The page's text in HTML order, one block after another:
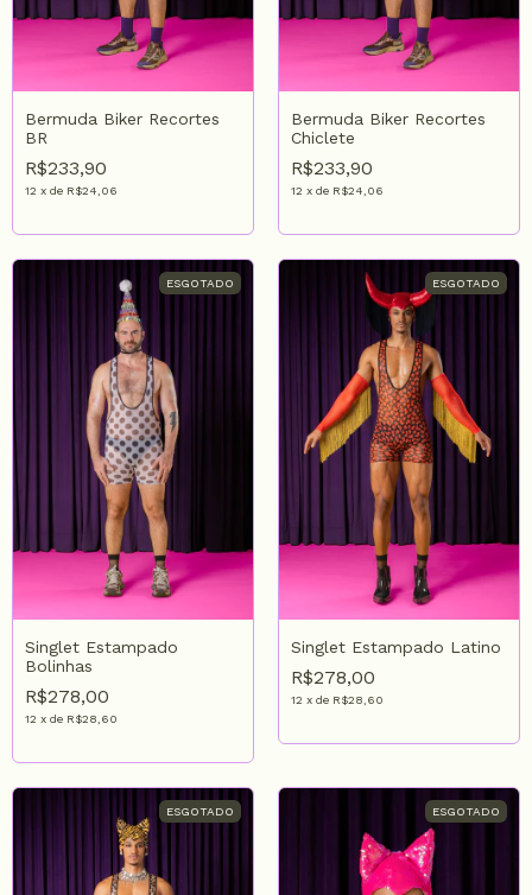
Bermuda Biker Recortes
BR
R$233,90
12 x de R$24,06
Bermuda Biker Recortes
Chiclete
R$233,90
12 x de R$24,06
ESGOTADO
Singlet Estampado
Bolinhas
R$278,00
12 x de R$28,60
ESGOTADO
Singlet Estampado Latino
R$278,00
12 x de R$28,60
ESGOTADO ESGOTADO